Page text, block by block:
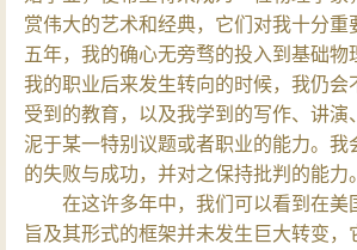
赏伟大的艺术和经典，它们对我十分重
五年，我的确心无旁骛的投入到基础物
我的职业后来发生转向的时候，我仍会
受到的教育，以及我学到的写作、讲演
泥于某一特别议题或者职业的能力。我
的失败与成功，并对之保持批判的能力。
在这许多年中，我们可以看到在美
旨及其形式的框架并未发生巨大转变，